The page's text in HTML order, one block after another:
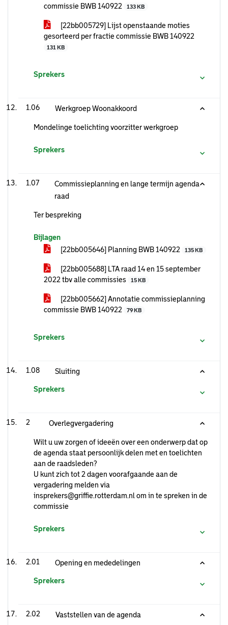
commissie BWB 140922 133 KB
[22bb005729] Lijst openstaande moties
gesorteerd per fractie commissie BWB 140922
131 KB
Sprekers
1.06 Werkgroep Woonakkoord
Mondelinge toelichting voorzitter werkgroep
Sprekers
1.07
Commissieplanning en lange termijn agenda
raad
Ter bespreking
Bijlagen
[22bb005646] Planning BWB 140922
135 KB
[22bb005688] LTA raad 14 en 15 september
2022 tbv alle commissies
15 KB
[22bb005662] Annotatie commissieplanning
commissie BWB 140922
79 KB
Sprekers
1.08 Sluiting
Sprekers
2 Overlegvergadering
Wilt u uw zorgen of ideeën over een onderwerp dat op
de agenda staat persoonlijk delen met en toelichten
aan de raadsleden?
U kunt zich tot 2 dagen voorafgaande aan de
vergadering melden via
insprekers@griffie.rotterdam.nl om in te spreken in de
commissie
Sprekers
2.01 Opening en mededelingen
Sprekers
2.02 Vaststellen van de agenda